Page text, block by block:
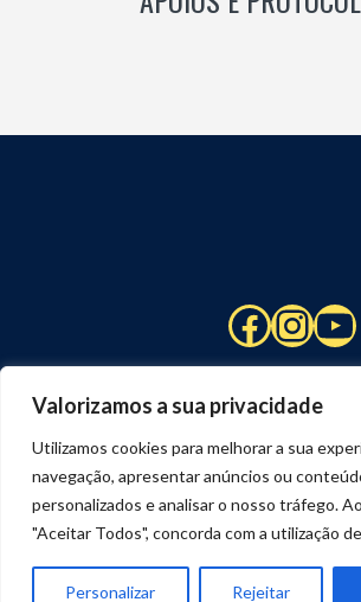
Valorizamos a sua privacidade
Utilizamos cookies para melhorar a sua
navegação, apresentar anúncios ou
personalizados e analisar o nosso tráfego.
"Aceitar Todos", concorda com a utilização
Personalizar Rejeitar